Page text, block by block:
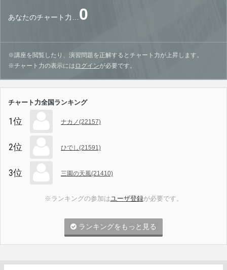
あなたのチャート力… 0
※講座を閲覧したり、演習問題を正解するとチャート力が上昇します。
※チャート力の表示には ログインが必要です。
チャート力全国ランキング
1位 ナカノ(22157)
2位 ひでし(21591)
3位 三園の天風(21410)
※ランキングの参加はユーザ登録が必要です。
ランキングをもっと見る